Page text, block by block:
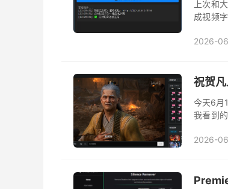
上次和
成视频
工作效
2026-
祝贺
今天6月
我看到
下去，
2026-